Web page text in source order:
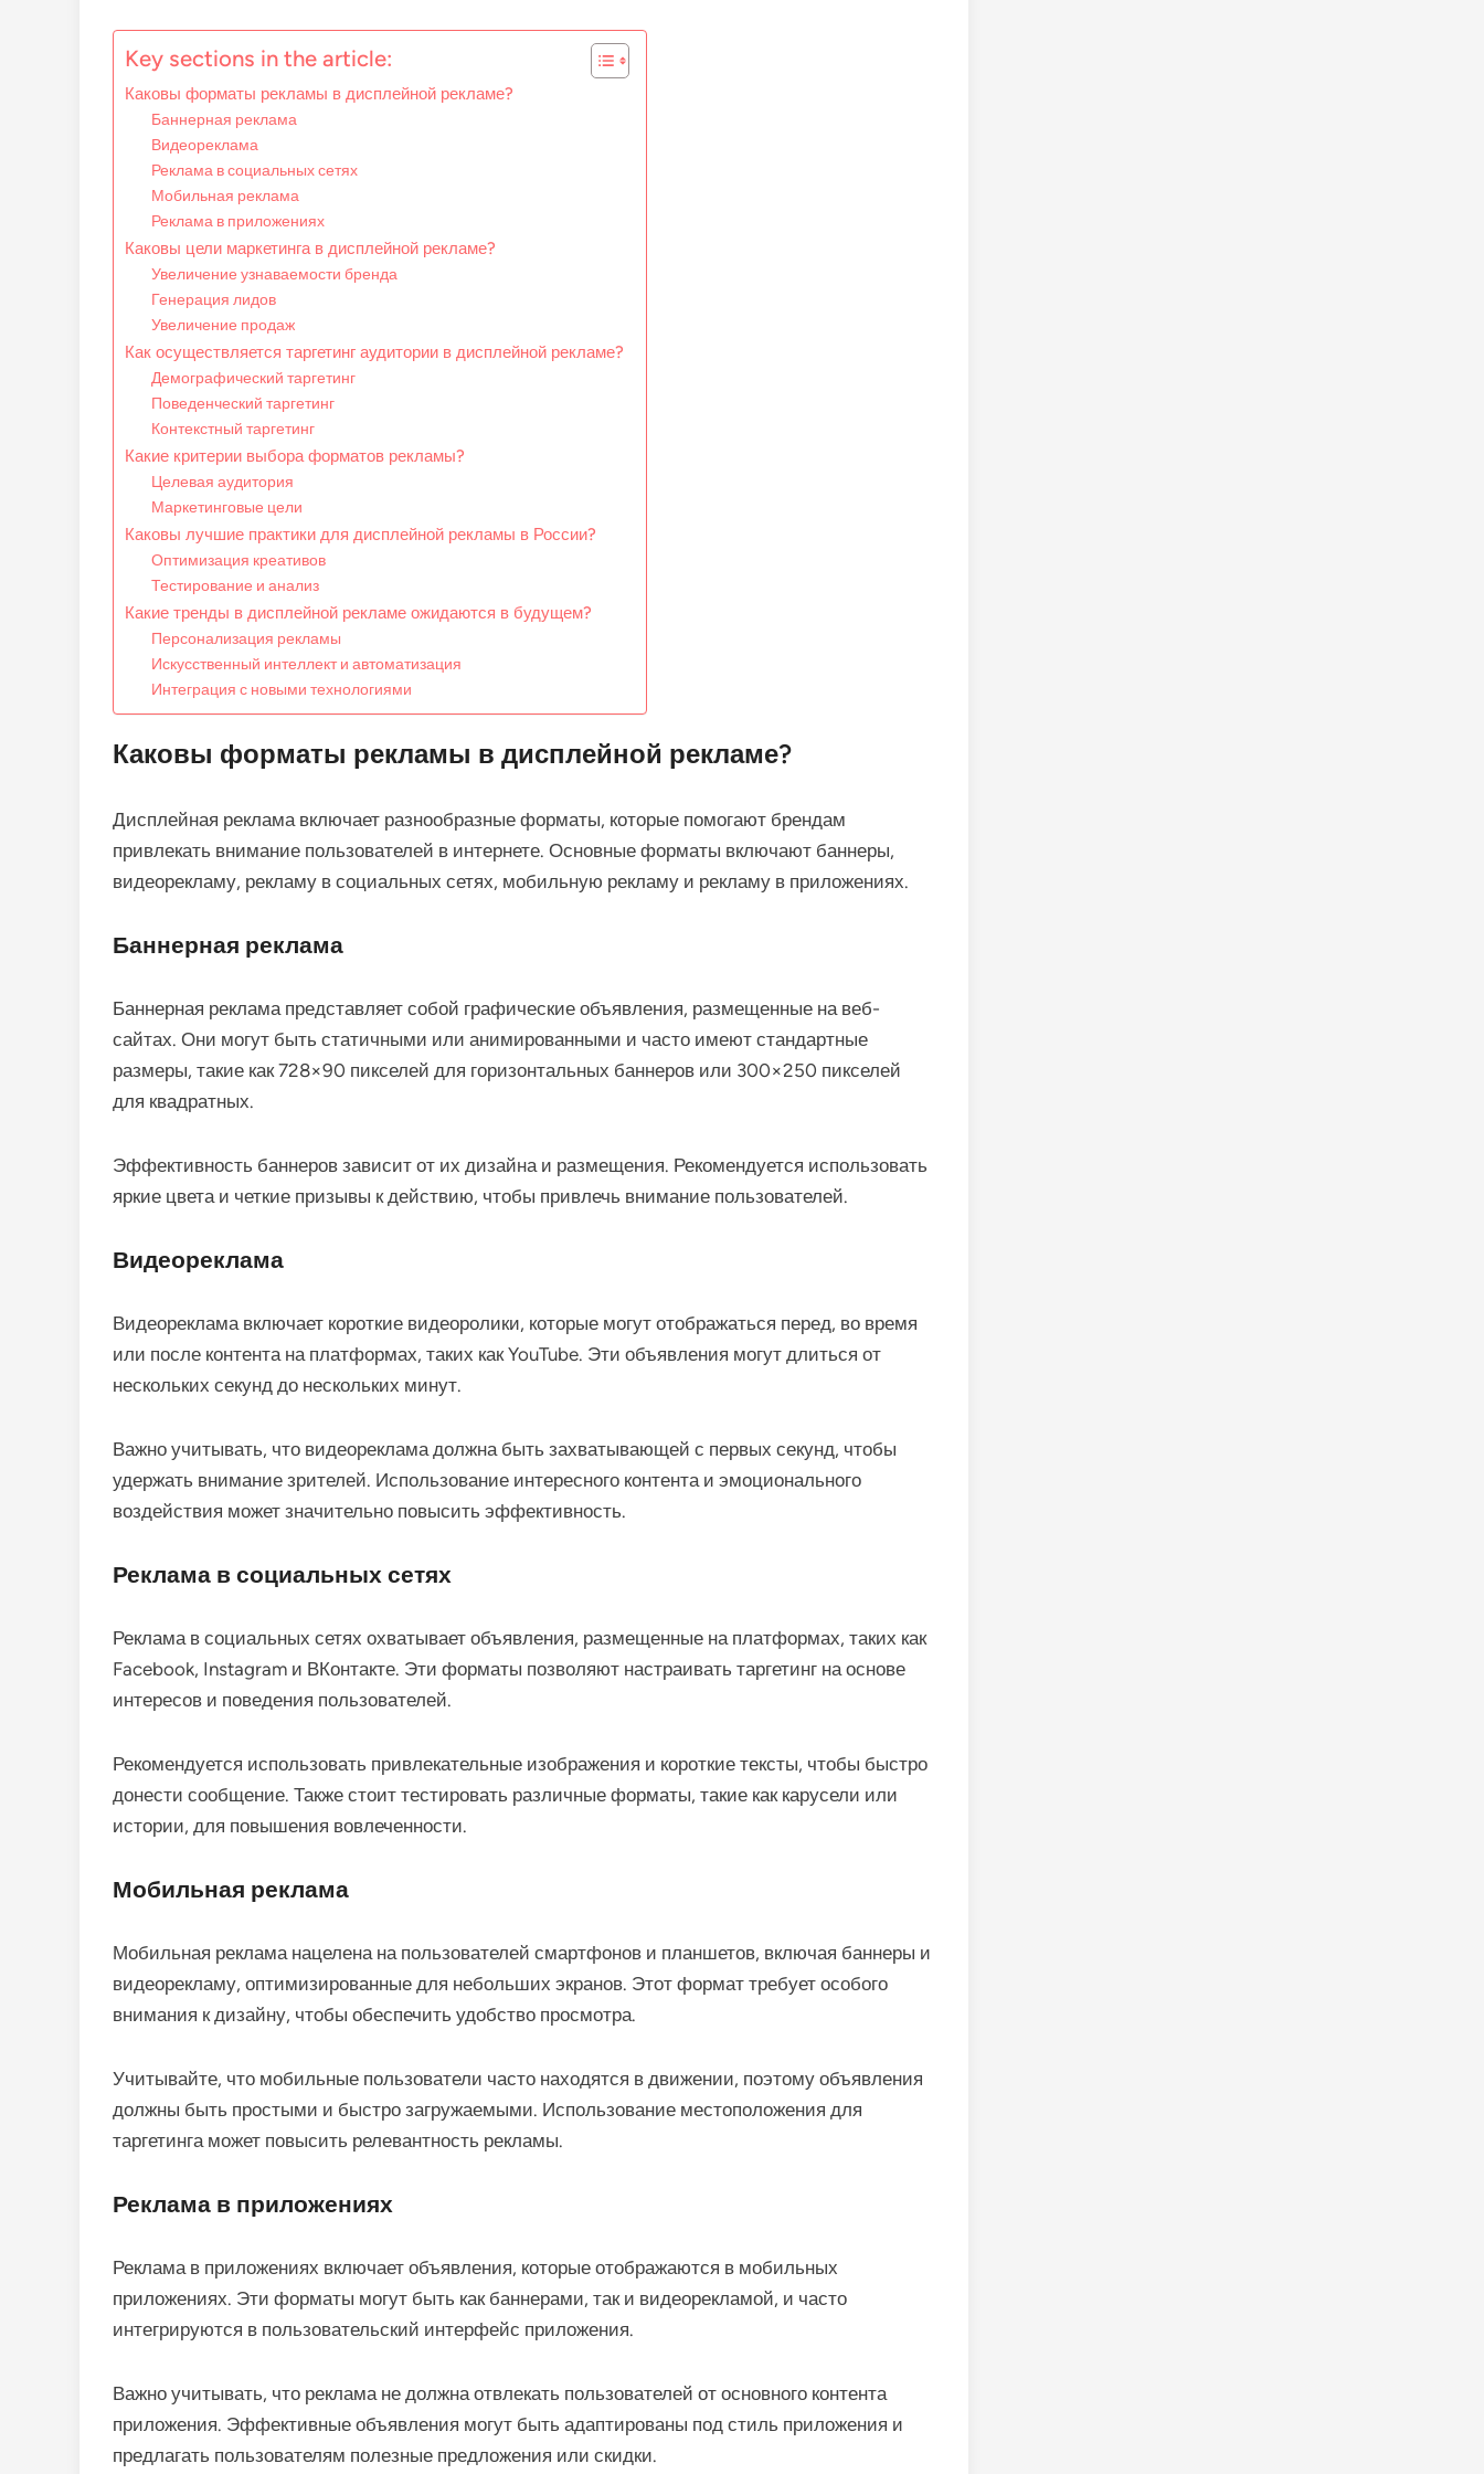
Key sections in the article:
Каковы форматы рекламы в дисплейной рекламе?
Баннерная реклама
Видеореклама
Реклама в социальных сетях
Мобильная реклама
Реклама в приложениях
Каковы цели маркетинга в дисплейной рекламе?
Увеличение узнаваемости бренда
Генерация лидов
Увеличение продаж
Как осуществляется таргетинг аудитории в дисплейной рекламе?
Демографический таргетинг
Поведенческий таргетинг
Контекстный таргетинг
Какие критерии выбора форматов рекламы?
Целевая аудитория
Маркетинговые цели
Каковы лучшие практики для дисплейной рекламы в России?
Оптимизация креативов
Тестирование и анализ
Какие тренды в дисплейной рекламе ожидаются в будущем?
Персонализация рекламы
Искусственный интеллект и автоматизация
Интеграция с новыми технологиями
Каковы форматы рекламы в дисплейной рекламе?
Дисплейная реклама включает разнообразные форматы, которые помогают брендам
привлекать внимание пользователей в интернете. Основные форматы включают баннеры,
видеорекламу, рекламу в социальных сетях, мобильную рекламу и рекламу в приложениях.
Баннерная реклама
Баннерная реклама представляет собой графические объявления, размещенные на веб-
сайтах. Они могут быть статичными или анимированными и часто имеют стандартные
размеры, такие как 728×90 пикселей для горизонтальных баннеров или 300×250 пикселей
для квадратных.
Эффективность баннеров зависит от их дизайна и размещения. Рекомендуется использовать
яркие цвета и четкие призывы к действию, чтобы привлечь внимание пользователей.
Видеореклама
Видеореклама включает короткие видеоролики, которые могут отображаться перед, во время
или после контента на платформах, таких как YouTube. Эти объявления могут длиться от
нескольких секунд до нескольких минут.
Важно учитывать, что видеореклама должна быть захватывающей с первых секунд, чтобы
удержать внимание зрителей. Использование интересного контента и эмоционального
воздействия может значительно повысить эффективность.
Реклама в социальных сетях
Реклама в социальных сетях охватывает объявления, размещенные на платформах, таких как
Facebook, Instagram и ВКонтакте. Эти форматы позволяют настраивать таргетинг на основе
интересов и поведения пользователей.
Рекомендуется использовать привлекательные изображения и короткие тексты, чтобы быстро
донести сообщение. Также стоит тестировать различные форматы, такие как карусели или
истории, для повышения вовлеченности.
Мобильная реклама
Мобильная реклама нацелена на пользователей смартфонов и планшетов, включая баннеры и
видеорекламу, оптимизированные для небольших экранов. Этот формат требует особого
внимания к дизайну, чтобы обеспечить удобство просмотра.
Учитывайте, что мобильные пользователи часто находятся в движении, поэтому объявления
должны быть простыми и быстро загружаемыми. Использование местоположения для
таргетинга может повысить релевантность рекламы.
Реклама в приложениях
Реклама в приложениях включает объявления, которые отображаются в мобильных
приложениях. Эти форматы могут быть как баннерами, так и видеорекламой, и часто
интегрируются в пользовательский интерфейс приложения.
Важно учитывать, что реклама не должна отвлекать пользователей от основного контента
приложения. Эффективные объявления могут быть адаптированы под стиль приложения и
предлагать пользователям полезные предложения или скидки.